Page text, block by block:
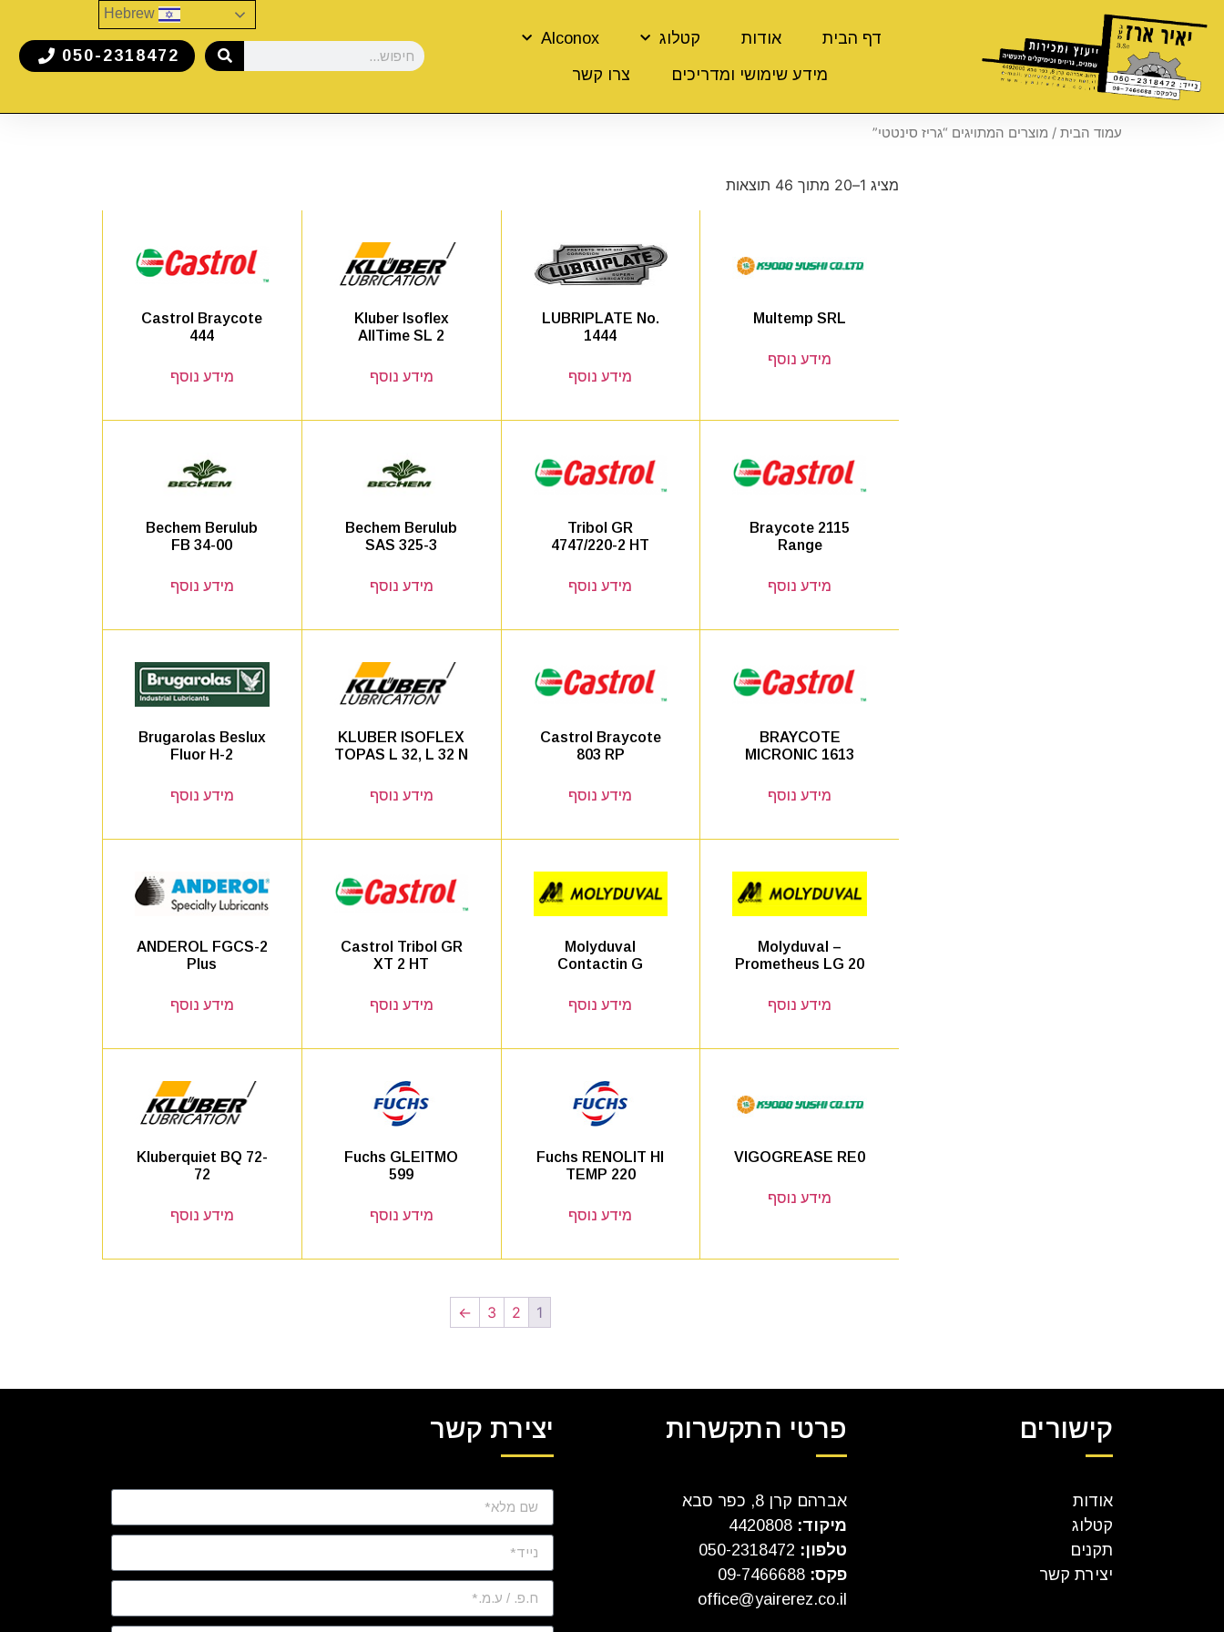
דף הבית אודות קטלוג
Alconox
מידע שימושי ומדריכים
צרו קשר
050-2318472
עמוד הבית / מוצרים המתויגים “גריז סינטטי”
מציג 1–20 מתוך 46 תוצאות
Multemp SRL
מידע נוסף
LUBRIPLATE No.
1444
מידע נוסף
Kluber Isoflex
AllTime SL 2
מידע נוסף
Castrol Braycote
444
מידע נוסף
Braycote 2115
Range
מידע נוסף
Tribol GR
4747/220-2 HT
מידע נוסף
Bechem Berulub
SAS 325-3
מידע נוסף
Bechem Berulub
FB 34-00
מידע נוסף
BRAYCOTE
MICRONIC 1613
מידע נוסף
Castrol Braycote
803 RP
מידע נוסף
KLUBER ISOFLEX
TOPAS L 32, L 32 N
מידע נוסף
Brugarolas Beslux
Fluor H-2
מידע נוסף
Molyduval –
Prometheus LG 20
מידע נוסף
Molyduval
Contactin G
מידע נוסף
Castrol Tribol GR
XT 2 HT
מידע נוסף
ANDEROL FGCS-2
Plus
מידע נוסף
VIGOGREASE RE0
מידע נוסף
Fuchs RENOLIT HI
TEMP 220
מידע נוסף
Fuchs GLEITMO
599
מידע נוסף
Kluberquiet BQ 72-
72
מידע נוסף
1
2
3
←
קישורים
אודות
קטלוג
תקנים
יצירת קשר
פרטי התקשרות
אברהם קרן 8, כפר סבא
מיקוד:
טלפון:
פקס: 09-7466688
office@yairerez.co.il
יצירת קשר
Hebrew